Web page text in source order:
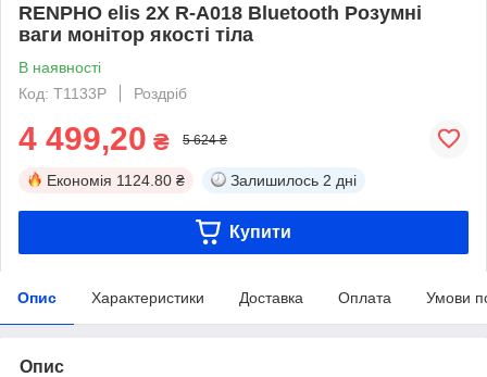
RENPHO elis 2X R-A018 Bluetooth Розумні
ваги монітор якості тіла
В наявності
Код: T1133P
Роздріб
4 499,20 ₴ 5 624 ₴
Економія 1124.80 ₴ Залишилось 2 дні
Купити
Опис Характеристики Доставка Оплата Умови
Опис